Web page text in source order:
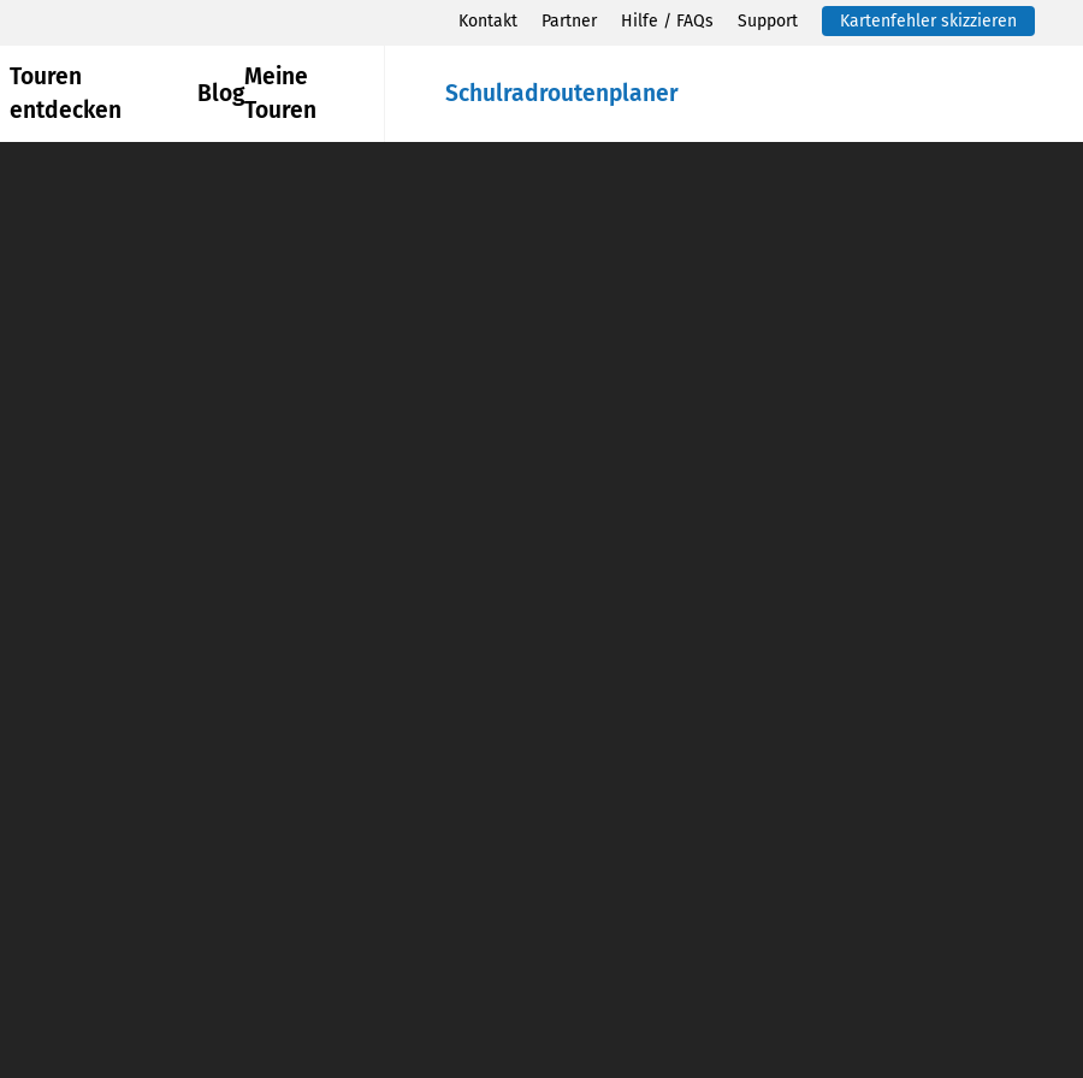
Kontakt Partner Hilfe / FAQs Support Kartenfehler skizzieren
Touren
entdecken
Blog
Meine
Touren
Schulradroutenplaner